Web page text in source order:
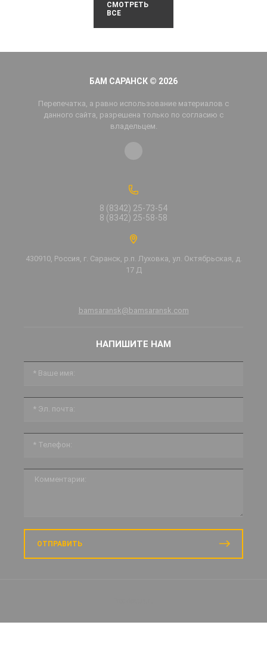
СМОТРЕТЬ
ВСЕ
БАМ САРАНСК © 2026
Перепечатка, а равно использование материалов с
данного сайта, разрешена только по согласию с
владельцем.
8 (8342) 25-73-54
8 (8342) 25-58-58
430910, Россия, г. Саранск, р.п. Луховка, ул. Октябрьская, д.
17 Д
bamsaransk@bamsaransk.com
НАПИШИТЕ НАМ
ОТПРАВИТЬ